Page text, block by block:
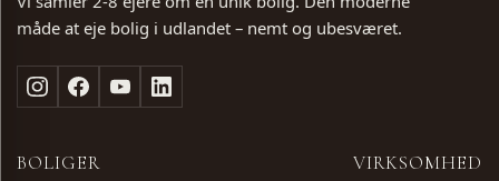
måde at eje bolig i udlandet – nemt og ubesværet.
BOLIGER VIRKSOMHED
SKRIV DIG PÅ VENTELISTE